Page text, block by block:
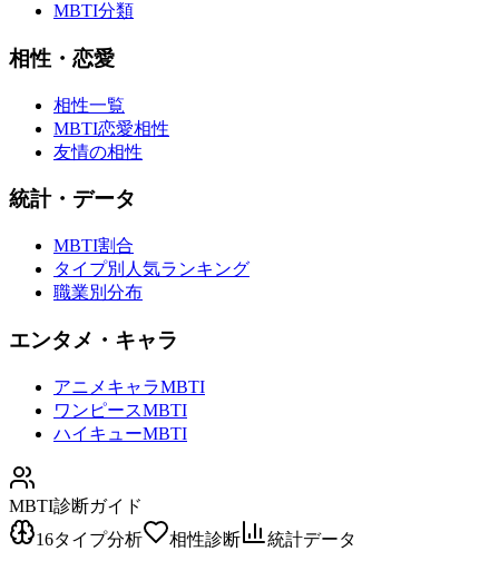
MBTI分類
相性・恋愛
相性一覧
MBTI恋愛相性
友情の相性
統計・データ
MBTI割合
タイプ別人気ランキング
職業別分布
エンタメ・キャラ
アニメキャラMBTI
ワンピースMBTI
ハイキューMBTI
MBTI診断ガイド
16タイプ分析
相性診断 統計データ